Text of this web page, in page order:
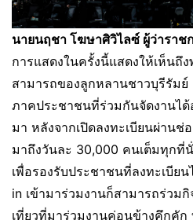
นายนฤชา โฆษาศิวิไลซ์ ผู้ว่าราช
การแสดงในครั้งนี้แสดงให้เห็นถึ
สามารถของลูกหลานชาวบุรีรัม
ภาคประชาชนที่ร่วมกันจัดงานได้
มา หลังจากเปิดลงทะเบียนผ่านช่
มาถึงวันละ 30,000 คนเต็มทุกที่นั่
เพื่อรองรับประชาชนที่ลงทะเบีย
in เข้ามาร่วมงานก็สามารถร่วม
เที่ยวที่มาร่วมงานค่อนข้างคึกคั